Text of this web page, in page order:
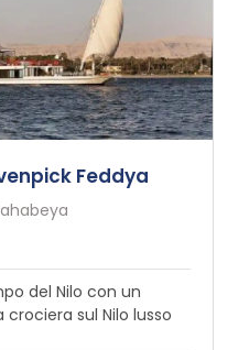
Feddya
del Nilo con un
sul Nilo lusso